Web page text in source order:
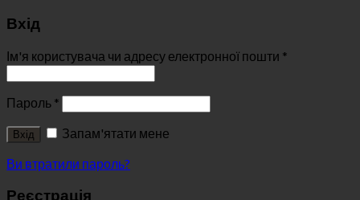
Вхід
Ім'я користувача чи адресу електронної пошти *
Пароль *
Вхід
Запам'ятати мене
Ви втратили пароль?
Реєстрація